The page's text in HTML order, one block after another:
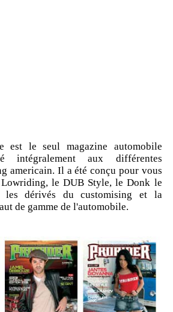
est le seul magazine automobile
intégralement aux différentes
americain. Il a été conçu pour vous
le DUB Style, le Donk le
les dérivés du customising et la
de gamme de l'automobile.